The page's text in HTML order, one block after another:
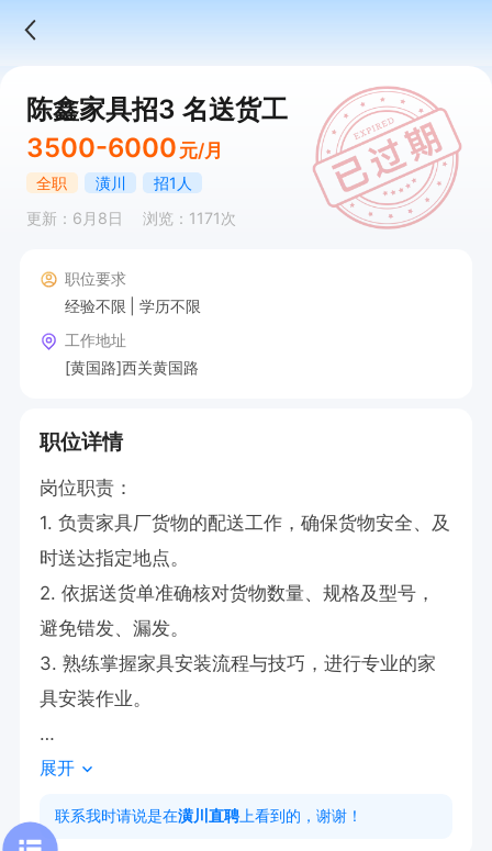
陈鑫家具招3 名送货工
3500-6000 元/月
全职 潢川
招1人
更新：6月8日
浏览：1171次
职位要求
经验不限
学历不限
工作地址
[黄国路]西关黄国路
职位详情
岗位职责：
1. 负责家具厂货物的配送工作，确保货物安全、及
时送达指定地点。
2. 依据送货单准确核对货物数量、规格及型号，
避免错发、漏发。
3. 熟练掌握家具安装流程与技巧，进行专业的家
具安装作业。
有意向🉑电话沟通，请告知【潢川直聘】看到的😊
展开
联系我时请说是在潢川直聘 上看到的，谢谢！